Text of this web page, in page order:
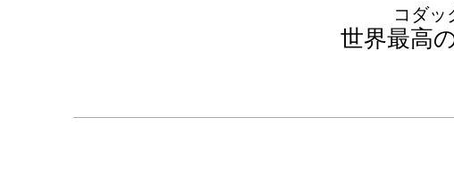
コダッ
世界最高